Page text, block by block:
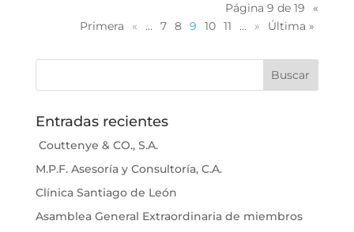
Página 9 de 19
«
Primera
« ... 7 8 9 10 11 ... » Última »
Entradas recientes
Couttenye & CO., S.A.
M.P.F. Asesoría y Consultoría, C.A.
Clínica Santiago de León
Asamblea General Extraordinaria de miembros